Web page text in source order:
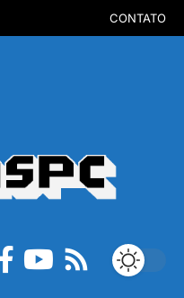
CONTATO